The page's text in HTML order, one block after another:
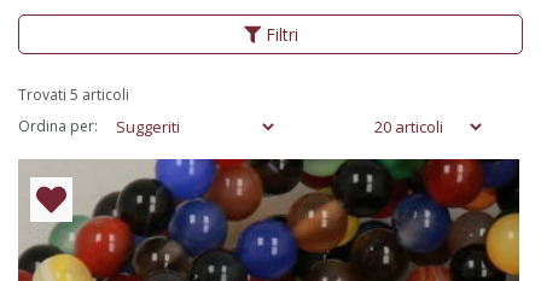
Filtri
Trovati 5 articoli
Ordina per: